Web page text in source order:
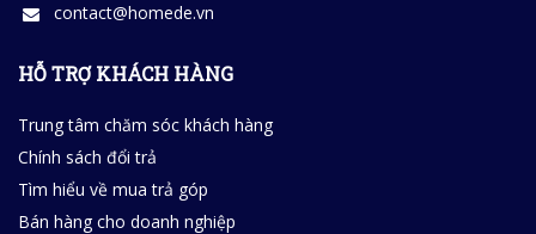
contact@homede.vn
HỖ TRỢ KHÁCH HÀNG
Trung tâm chăm sóc khách hàng
Chính sách đổi trả
Tìm hiểu về mua trả góp
Bán hàng cho doanh nghiệp